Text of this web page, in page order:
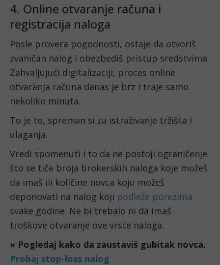
4. Online otvaranje računa i
registracija naloga
Posle provera pogodnosti, ostaje da otvoriš
zvaničan nalog i obezbediš pristup sredstvima.
Zahvaljujući digitalizaciji, proces online
otvaranja računa danas je brz i traje samo
nekoliko minuta.
To je to, spreman si za istraživanje tržišta i
ulaganja.
Vredi spomenuti i to da ne postoji ograničenje
što se tiče broja brokerskih naloga koje možeš
da imaš ili količine novca koju možeš
deponovati na nalog koji podleže porezima
svake godine. Ne bi trebalo ni da imaš
troškove otvaranje ove vrste naloga.
» Pogledaj kako da zaustaviš gubitak novca.
Probaj stop-loss nalog